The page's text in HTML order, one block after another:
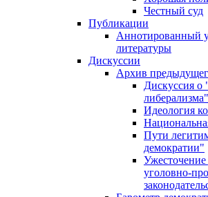
Честный суд
Публикации
Аннотированный
литературы
Дискуссии
Архив
Дискуссия о
либерализма"
Идеология
Пути
демократии"
уголовно-